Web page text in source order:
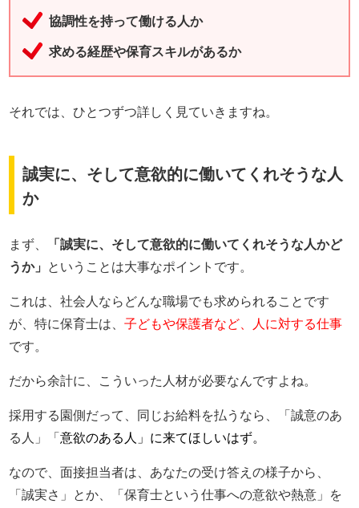
協調性を持って働ける人か
求める経歴や保育スキルがあるか
それでは、ひとつずつ詳しく見ていきますね。
誠実に、そして意欲的に働いてくれそうな人
か
まず、
「誠実に、そして意欲的に働いてくれそうな人かど
うか」
ということは大事なポイントです。
これは、社会人ならどんな職場でも求められることです
が、特に保育士は、子どもや保護者など、人に対する仕事
です。
だから余計に、こういった人材が必要なんですよね。
採用する園側だって、同じお給料を払うなら、「誠意のあ
る人」「意欲のある人」に来てほしいはず。
なので、面接担当者は、あなたの受け答えの様子から、
「誠実さ」とか、「保育士という仕事への意欲や熱意」を